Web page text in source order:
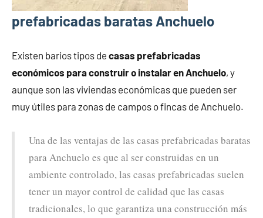
prefabricadas baratas Anchuelo
Existen barios tipos de casas prefabricadas
económicos para construir o instalar en Anchuelo, y
aunque son las viviendas económicas que pueden ser
muy útiles para zonas de campos o fincas de Anchuelo.
Una de las ventajas de las casas prefabricadas baratas
para Anchuelo es que al ser construidas en un
ambiente controlado, las casas prefabricadas suelen
tener un mayor control de calidad que las casas
tradicionales, lo que garantiza una construcción más